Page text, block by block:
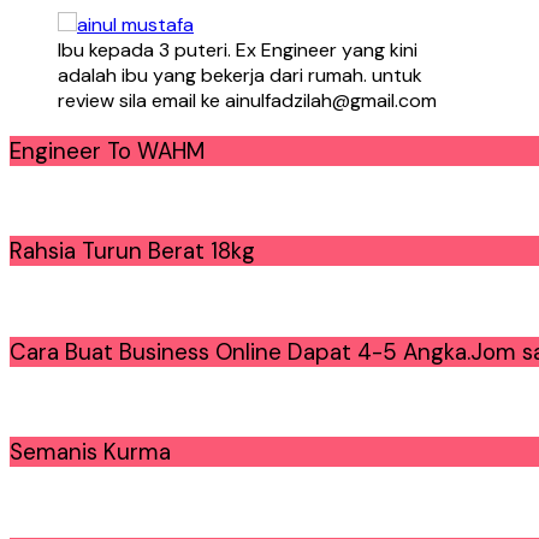
Ibu kepada 3 puteri. Ex Engineer yang kini
adalah ibu yang bekerja dari rumah. untuk
review sila email ke ainulfadzilah@gmail.com
Engineer To WAHM
Rahsia Turun Berat 18kg
Cara Buat Business Online Dapat 4-5 Angka.Jom
Semanis Kurma